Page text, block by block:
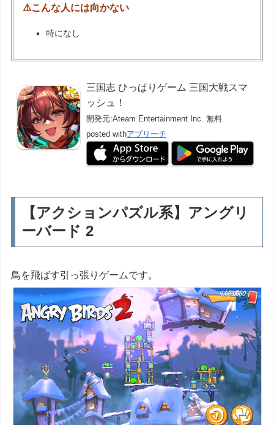
⚠こんな人には向かない
特になし
三国志 ひっぱりゲーム 三国大戦スマ
ッシュ！
開発元:Ateam Entertainment Inc. 無料
posted withアプリーチ
【アクションパズル系】アングリ
ーバード 2
鳥を飛ばす引っ張りゲームです。